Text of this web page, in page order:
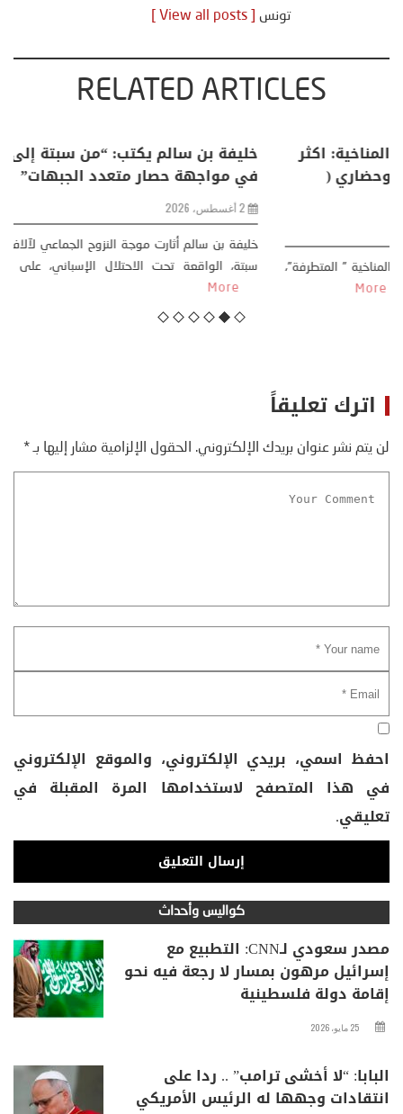
تونس
RELATED ARTICLES
منذر بالضيافي يكتب حول: التغيرات المناخية: اكثر
من ظاهرة طبيعية .. تحول اجتماعي وحضاري (
مقاربة سوسيولوجية )
كتب: منذر بالضيافي بدأت قصتي مع التغييرات المناخية ” المتطرفة”،
منذ نهاية ثمانينات القرن الماضي، حين أطردنا ...
اترك تعليقاً
لن يتم نشر عنوان بريدك الإلكتروني. الحقول الإلزامية مشار إليها بـ*
احفظ اسمي، بريدي الإلكتروني، والموقع الإلكتروني
في هذا المتصفح لاستخدامها المرة المقبلة في
تعليقي.
كواليس وأحداث
مصدر سعودي لـCNN: التطبيع مع
إسرائيل مرهون بمسار لا رجعة فيه نحو
إقامة دولة فلسطينية
25 مايو، 2026
البابا: “لا أخشى ترامب” .. ردا على
انتقادات وجهها له الرئيس الأمريكي